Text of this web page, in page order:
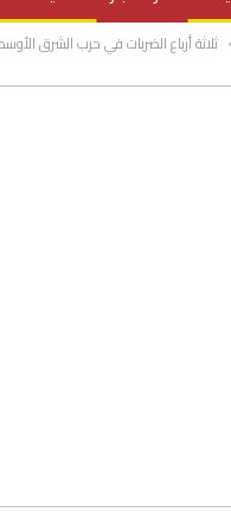
وتغذية
المرأة والحياة
ثلاثة أرباع الضربات في حرب الشرق